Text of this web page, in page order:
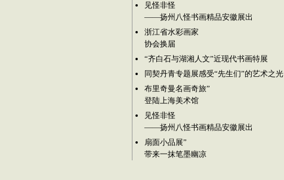
见怪非怪
——扬州八怪书画精品安徽展出
浙江省水彩画家
协会换届
“齐白石与湖湘人文”近现代书画特展
同契丹青专题展感受“先生们”的艺术之光
布里奇曼名画奇旅”
登陆上海美术馆
见怪非怪
——扬州八怪书画精品安徽展出
扇面小品展”
带来一抹笔墨幽凉